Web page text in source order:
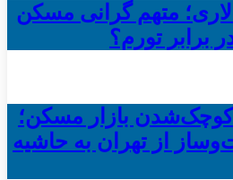
متهم گرانی مسکن
برابر تورم؟
کوچک‌شدن بازار مسکن؛
از تهران به حاشیه‌